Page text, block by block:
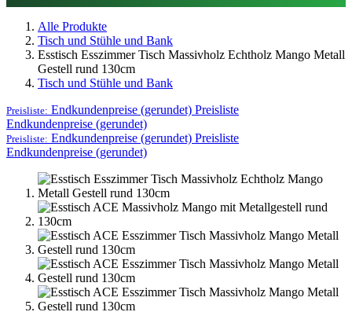
Alle Produkte
Tisch und Stühle und Bank
Esstisch Esszimmer Tisch Massivholz Echtholz Mango Metall
Gestell rund 130cm
Tisch und Stühle und Bank
Preisliste: Endkundenpreise (gerundet) Preisliste
Endkundenpreise (gerundet)
Preisliste: Endkundenpreise (gerundet) Preisliste
Endkundenpreise (gerundet)